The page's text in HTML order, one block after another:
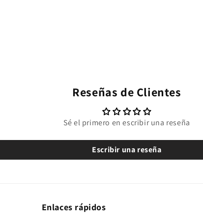
Reseñas de Clientes
Sé el primero en escribir una reseña
Escribir una reseña
Enlaces rápidos